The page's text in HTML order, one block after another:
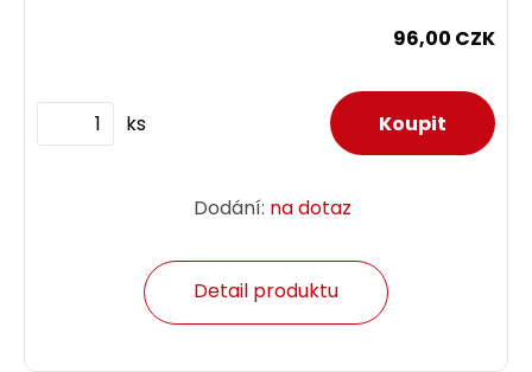
96,00 CZK
ks
Dodání: na dotaz
Detail produktu